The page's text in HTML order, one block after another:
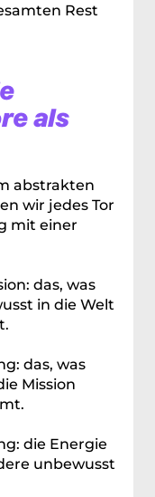
Rest
als
abstrakten
wir jedes Tor
mit einer
das, was
in die Welt
das, was
Mission
die Energie
unbewusst